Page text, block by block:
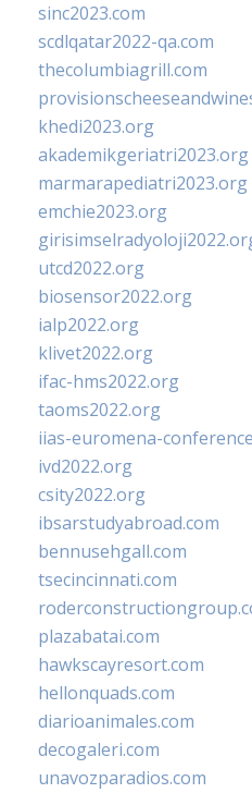
sinc2023.com
scdlqatar2022-qa.com
thecolumbiagrill.com
khedi2023.org
akademikgeriatri2023.org
marmarapediatri2023.org
emchie2023.org
utcd2022.org
biosensor2022.org
ialp2022.org
klivet2022.org
ifac-hms2022.org
taoms2022.org
iias-euromena-
ivd2022.org
csity2022.org
ibsarstudyabroad.com
bennusehgall.com
tsecincinnati.com
plazabatai.com
hawkscayresort.com
hellonquads.com
diarioanimales.com
decogaleri.com
unavozparadios.com